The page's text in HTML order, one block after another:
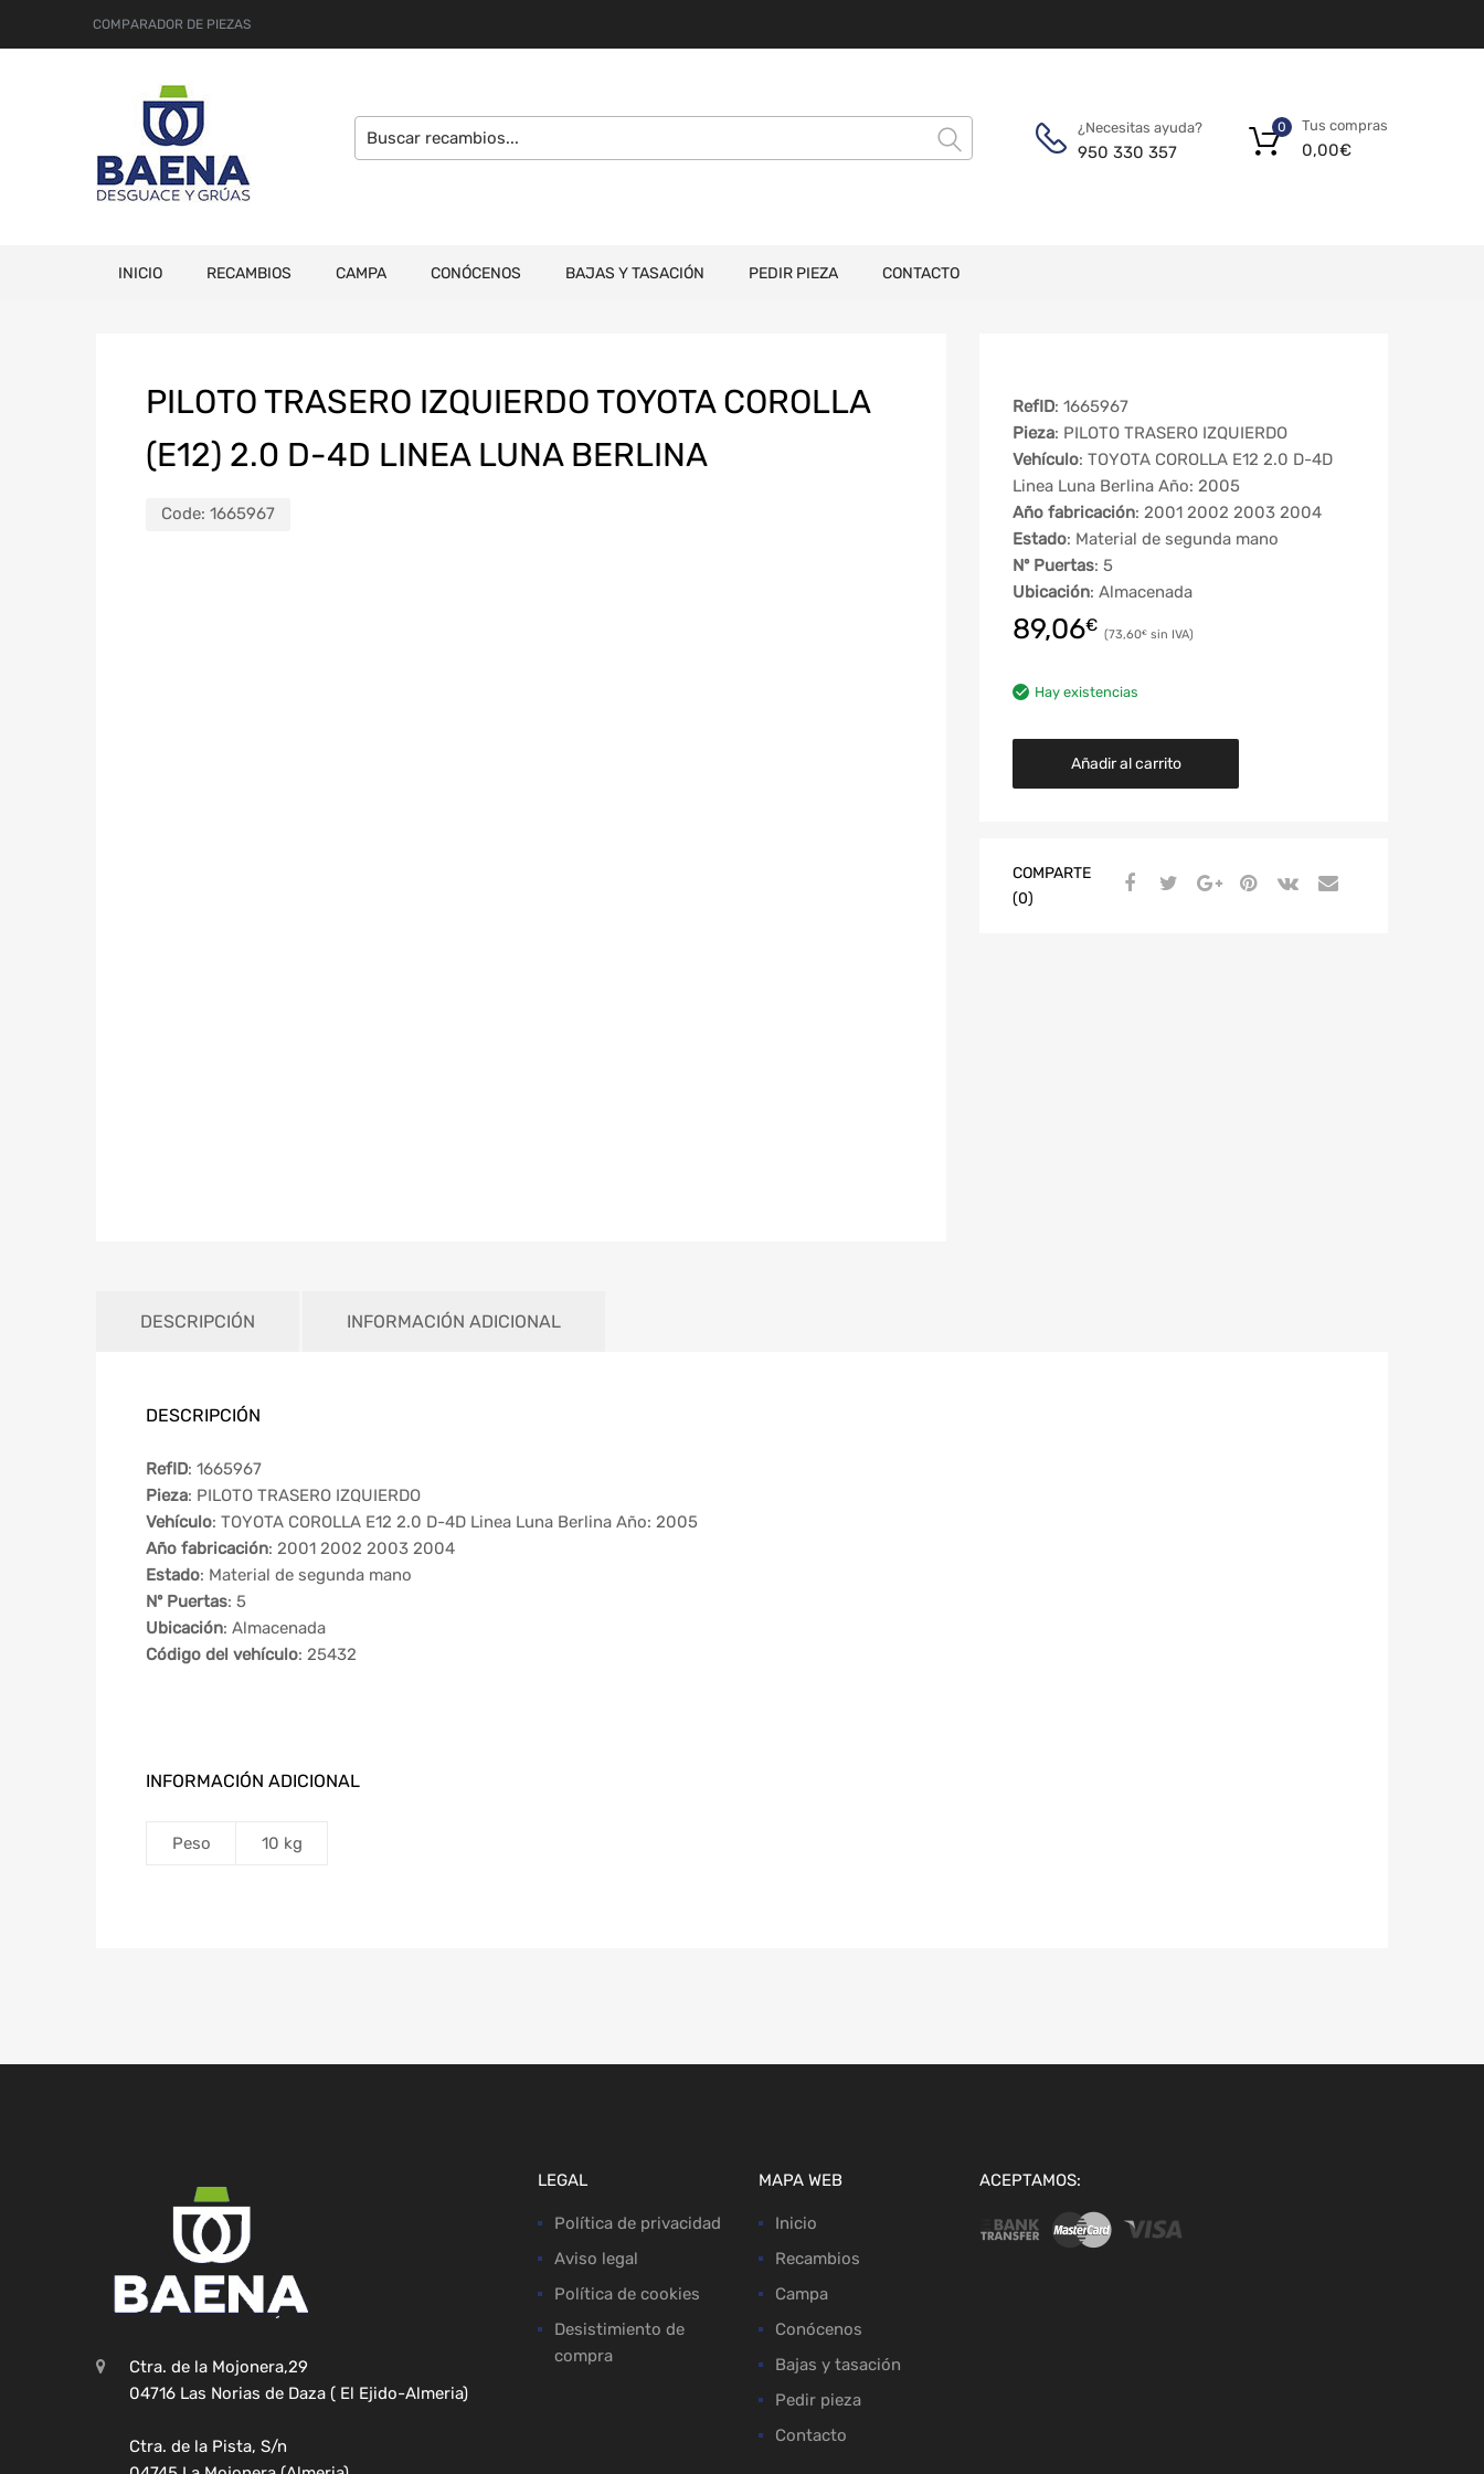
COMPARADOR DE PIEZAS
¿Necesitas ayuda?
950 330 357
Tus compras
0,00€
0
INICIO RECAMBIOS CAMPA CONÓCENOS BAJAS Y TASACIÓN PEDIR PIEZA CONTACTO
PILOTO TRASERO IZQUIERDO TOYOTA COROLLA
(E12) 2.0 D-4D LINEA LUNA BERLINA
Code: 1665967
RefID: 1665967
Pieza: PILOTO TRASERO IZQUIERDO
Vehículo: TOYOTA COROLLA E12 2.0 D-4D
Linea Luna Berlina Año: 2005
Año fabricación: 2001 2002 2003 2004
Estado: Material de segunda mano
Nº Puertas: 5
Ubicación: Almacenada
89,06€ 73,60€
Hay existencias
Añadir al carrito
COMPARTE
(0)
DESCRIPCIÓN INFORMACIÓN ADICIONAL
DESCRIPCIÓN
RefID: 1665967
Pieza: PILOTO TRASERO IZQUIERDO
Vehículo: TOYOTA COROLLA E12 2.0 D-4D Linea Luna Berlina Año: 2005
Año fabricación: 2001 2002 2003 2004
Estado: Material de segunda mano
Nº Puertas: 5
Ubicación: Almacenada
Código del vehículo: 25432
INFORMACIÓN ADICIONAL
Peso 10 kg
Ctra. de la Mojonera,29
04716 Las Norias de Daza ( El Ejido-Almeria)
Ctra. de la Pista, S/n
LEGAL
Política de privacidad
Aviso legal
Política de cookies
Desistimiento de
compra
MAPA WEB
Inicio
Recambios
Campa
Conócenos
Bajas y tasación
Pedir pieza
Contacto
ACEPTAMOS: